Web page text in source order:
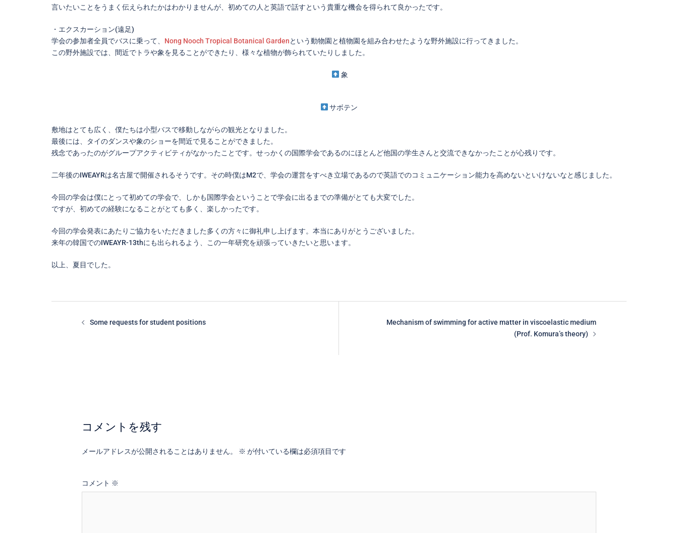
言いたいことをうまく伝えられたかはわかりませんが、初めての人と英語で話すという貴重な機会を得られて良かったです。
・エクスカーション(遠足)
学会の参加者全員でバスに乗って、 Nong Nooch Tropical Botanical Gardenという動物園と植物園を組み合わせたような野外施設に行ってきました。
この野外施設では、間近でトラや象を見ることができたり、様々な植物が飾られていたりしました。
象
サボテン
敷地はとても広く、僕たちは小型バスで移動しながらの観光となりました。
最後には、タイのダンスや象のショーを間近で見ることができました。
残念であったのがグループアクティビティがなかったことです。せっかくの国際学会であるのにほとんど他国の学生さんと交流できなかったことが心残りです。
二年後のIWEAYRは名古屋で開催されるそうです。その時僕はM2で、学会の運営をすべき立場であるので英語でのコミュニケーション能力を高めないといけないなと感じました。
今回の学会は僕にとって初めての学会で、しかも国際学会ということで学会に出るまでの準備がとても大変でした。
ですが、初めての経験になることがとても多く、楽しかったです。
今回の学会発表にあたりご協力をいただきました多くの方々に御礼申し上げます。本当にありがとうございました。
来年の韓国でのIWEAYR-13thにも出られるよう、この一年研究を頑張っていきたいと思います。
以上、夏目でした。
Some requests for student positions
Mechanism of swimming for active matter in viscoelastic medium
(Prof. Komura’s theory)
コメントを残す
メールアドレスが公開されることはありません。 ※ が付いている欄は必須項目です
コメント ※